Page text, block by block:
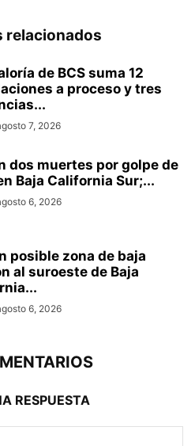
relacionados
de BCS suma 12
a proceso y tres
7, 2026
dos muertes por golpe de
Baja California Sur;...
6, 2026
posible zona de baja
al suroeste de Baja
6, 2026
RESPUESTA